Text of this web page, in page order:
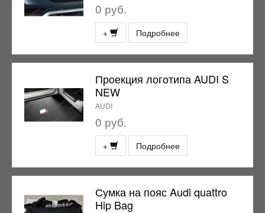
0 руб.
+ Подробнее
Проекция логотипа AUDI S
NEW
AUDI
0 руб.
+ Подробнее
Сумка на пояс Audi quattro
Hip Bag